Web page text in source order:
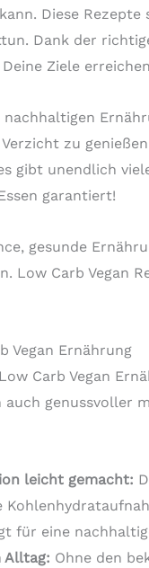
Diese
Dank der
Ziele
nachhaltigen
zu
gibt unendlich
garantiert!
gesunde
Low Carb Vegan
Vegan Ernährung
Carb Vegan
auch genussvoller
leicht gemacht:
für eine
Alltag: Ohne den